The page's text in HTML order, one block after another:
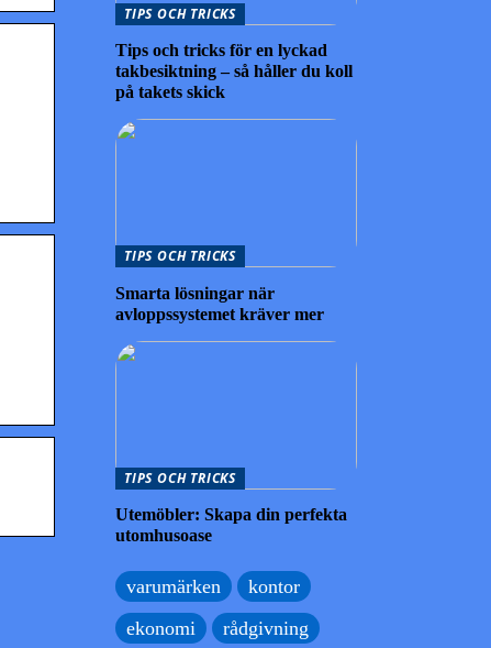
TIPS OCH TRICKS
Tips och tricks för en lyckad
takbesiktning – så håller du koll
på takets skick
TIPS OCH TRICKS
Smarta lösningar när
avloppssystemet kräver mer
TIPS OCH TRICKS
Utemöbler: Skapa din perfekta
utomhusoase
varumärken
kontor
ekonomi
rådgivning